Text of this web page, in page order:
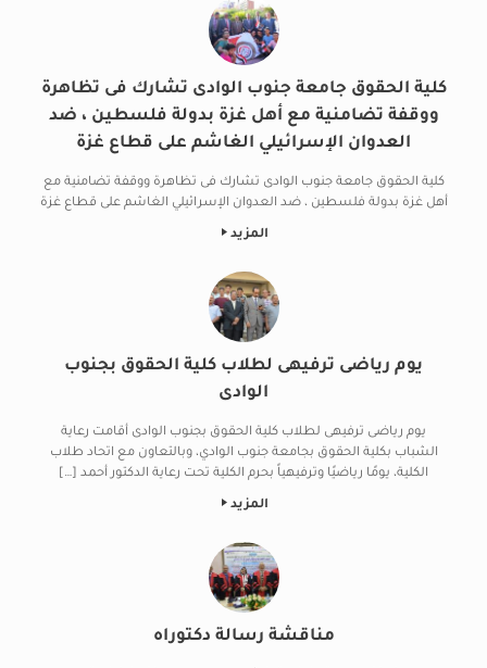
كلية الحقوق جامعة جنوب الوادى تشارك فى تظاهرة
ووقفة تضامنية مع أهل غزة بدولة فلسطين ، ضد
العدوان الإسرائيلي الغاشم على قطاع غزة
كلية الحقوق جامعة جنوب الوادى تشارك فى تظاهرة ووقفة تضامنية مع
أهل غزة بدولة فلسطين ، ضد العدوان الإسرائيلي الغاشم على قطاع غزة
المزيد
يوم رياضى ترفيهى لطلاب كلية الحقوق بجنوب
الوادى
يوم رياضى ترفيهى لطلاب كلية الحقوق بجنوب الوادى أقامت رعاية
الشباب بكلية الحقوق بجامعة جنوب الوادي، وبالتعاون مع اتحاد طلاب
الكلية، يومًا رياضيًا وترفيهياً بحرم الكلية تحت رعاية الدكتور أحمد […]
المزيد
مناقشة رسالة دكتوراه